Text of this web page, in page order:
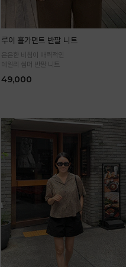
루이 홀가먼트 반팔 니트
은은한 비침이 매력적인
데일리 썸머 반팔 니트
49,000